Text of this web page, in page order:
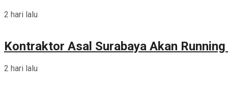
2 hari lalu
Kontraktor Asal Surabaya Akan
2 hari lalu